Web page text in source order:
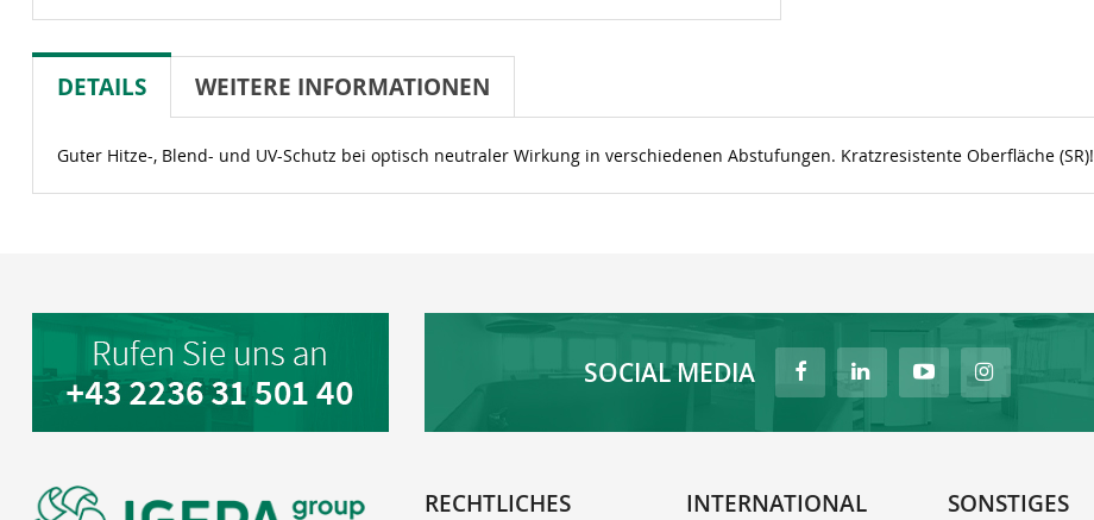
DETAILS WEITERE INFORMATIONEN
Guter Hitze-, Blend- und UV-Schutz bei optisch neutraler Wirkung in verschiedenen Abstufungen. Kratzresistente Oberfläche (SR)!
SOCIAL MEDIA
RECHTLICHES INTERNATIONAL SONSTIGES